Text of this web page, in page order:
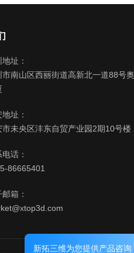
址：
市南山区西丽街道高新北一道88号
址：
市未央区沣东自贸产业园2期10号楼
话：
86665401
箱：
新拓三维为您提供产品咨询